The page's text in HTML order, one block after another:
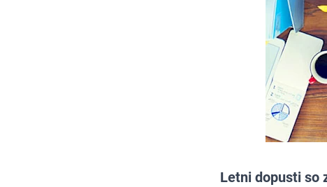
Letni dopusti so